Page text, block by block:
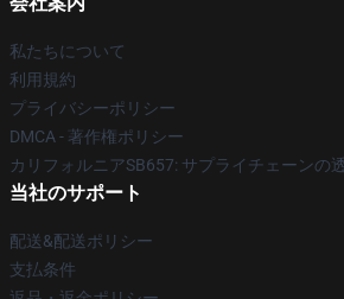
私たちについて
利用規約
プライバシーポリシー
DMCA - 著作権ポリシー
カリフォルニアSB657: サプライチェーンの
当社のサポート
配送&配送ポリシー
支払条件